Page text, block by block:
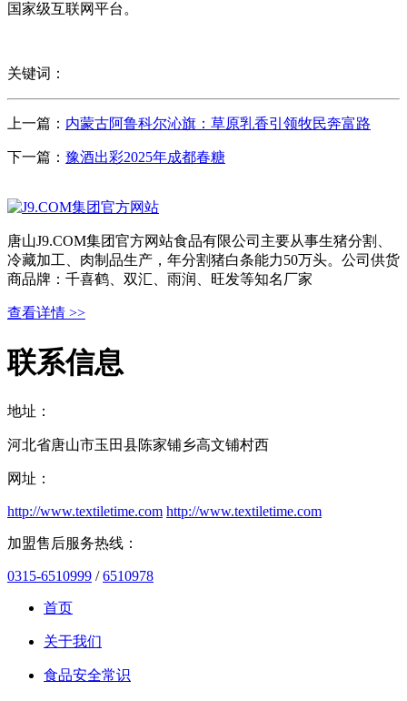
国家级互联网平台。
关键词：
上一篇： 内蒙古阿鲁科尔沁旗：草原乳香引领牧民奔富路
下一篇： 豫酒出彩2025年成都春糖
唐山J9.COM集团官方网站食品有限公司主要从事生猪分割、
冷藏加工、肉制品生产，年分割猪白条能力50万头。公司供货
商品牌：千喜鹤、双汇、雨润、旺发等知名厂家
查看详情 >>
联系信息
地址：
河北省唐山市玉田县陈家铺乡高文铺村西
网址：
http://www.textiletime.com http://www.textiletime.com
加盟售后服务热线：
0315-6510999 /6510978
首页
关于我们
食品安全常识